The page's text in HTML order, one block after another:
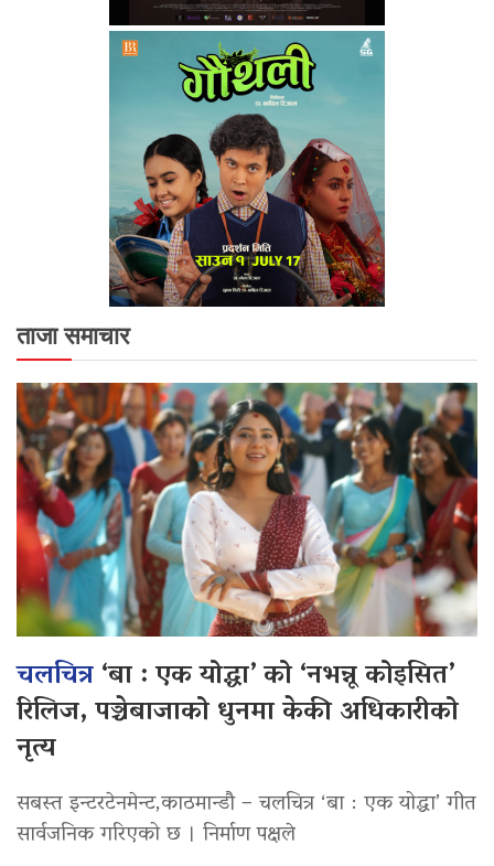
ताजा समाचार
चलचित्र‘बा : एक योद्धा’ को ‘नभन्नू कोइसित’
रिलिज, पञ्चेबाजाको धुनमा केकी अधिकारीको
नृत्य
सबस्त इन्टरटेनमेन्ट,काठमान्डौ – चलचित्र ‘बा : एक योद्धा’ गीत
सार्वजनिक गरिएको छ । निर्माण पक्षले